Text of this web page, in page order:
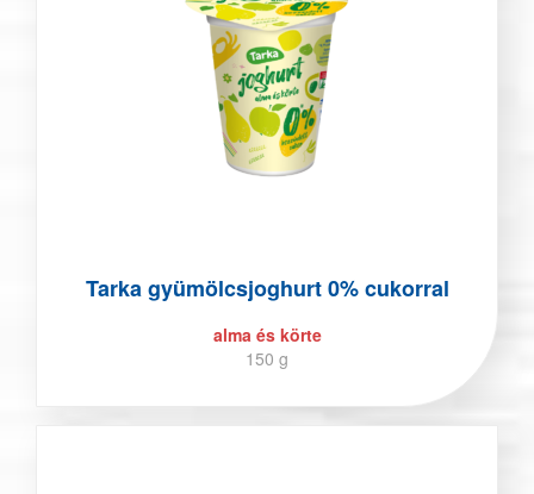
Tarka gyümölcsjoghurt 0% cukorral
alma és körte
150 g